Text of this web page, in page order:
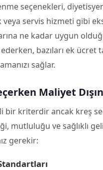
seçenekleri,
veya servis hizmeti gibi
ne kadar uygun
bazıları ek
sağlar.
Maliyet
kriterdir ancak kreş
mutluluğu ve sağlıklı
gerekir: